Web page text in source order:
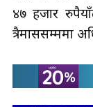
४७ हजार
त्रैमाससम्ममा